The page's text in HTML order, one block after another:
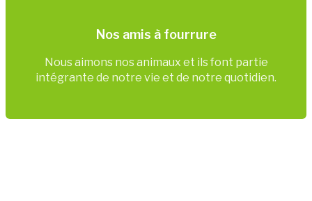
Nos amis à fourrure
Nous aimons nos animaux et ils font partie
intégrante de notre vie et de notre quotidien.